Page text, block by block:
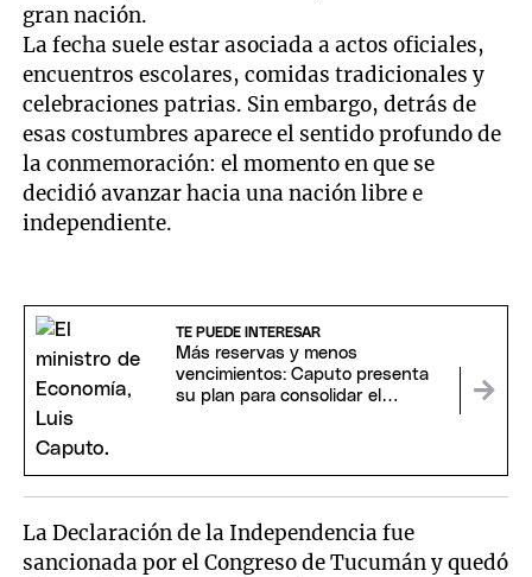
gran nación.
La fecha suele estar asociada a actos oficiales,
encuentros escolares, comidas tradicionales y
celebraciones patrias. Sin embargo, detrás de
esas costumbres aparece el sentido profundo de
la conmemoración: el momento en que se
decidió avanzar hacia una nación libre e
independiente.
TE PUEDE INTERESAR
Más reservas y menos
vencimientos: Caputo presenta
su plan para consolidar el
La Declaración de la Independencia fue
sancionada por el Congreso de Tucumán y quedó